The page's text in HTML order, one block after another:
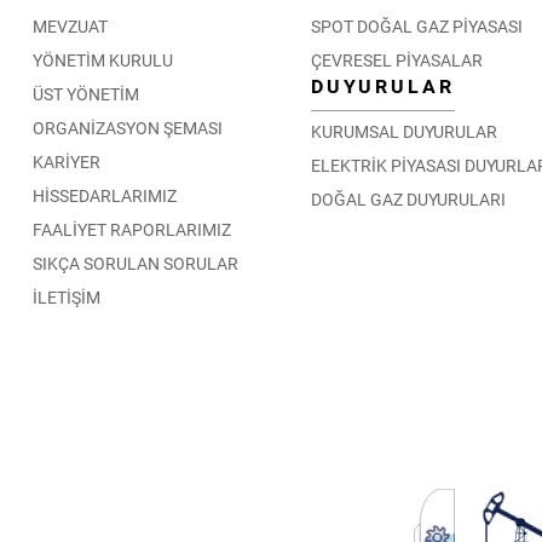
MEVZUAT
YÖNETİM KURULU
ÜST YÖNETİM
ORGANİZASYON ŞEMASI
KARİYER
HİSSEDARLARIMIZ
FAALİYET RAPORLARIMIZ
SIKÇA SORULAN SORULAR
İLETİŞİM
SPOT DOĞAL GAZ PİYASASI
ÇEVRESEL PİYASALAR
DUYURULAR
KURUMSAL DUYURULAR
ELEKTRİK PİYASASI
DOĞAL GAZ DUYURULARI